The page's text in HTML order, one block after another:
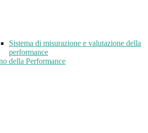
Sistema di misurazione e valutazione della
performance
della Performance